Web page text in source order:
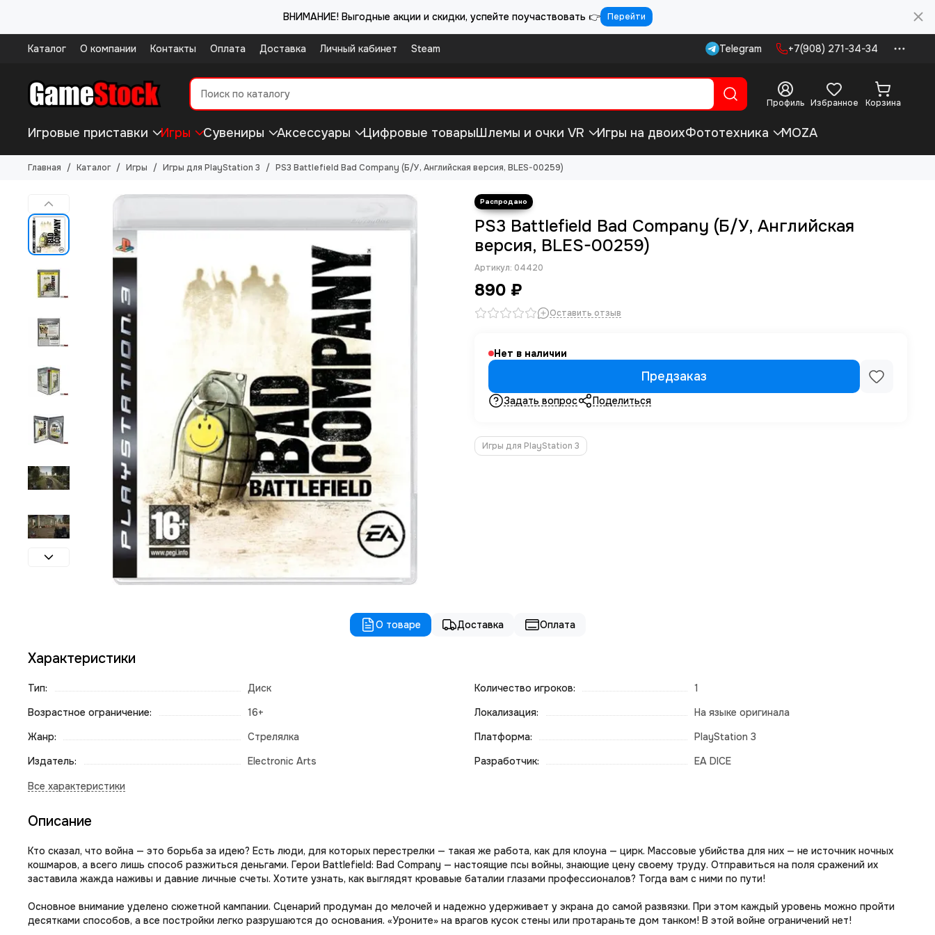
ВНИМАНИЕ! Выгодные акции и скидки, успейте поучаствовать 👉 Перейти
Каталог О компании Контакты Оплата Доставка Личный кабинет Steam Telegram +7(908) 271-34-34
Профиль Избранное Корзина
Игровые приставки Игры Сувениры Аксессуары Цифровые товарыШлемы и очки VR Игры на двоихФототехника MOZA
Главная Каталог Игры Игры для PlayStation 3 PS3 Battlefield Bad Company (Б/У, Английская версия, BLES-00259)
PS3 Battlefield Bad Company (Б/У, Английская
версия, BLES-00259)
Артикул: 04420
890 ₽
Оставить отзыв
Нет в наличии
Предзаказ
Задать вопрос Поделиться
Игры для PlayStation 3
О товаре Доставка Оплата
Характеристики
Тип:
Диск
Возрастное ограничение:
16+
Жанр:
Стрелялка
Издатель:
Electronic Arts
Количество игроков:
1
Локализация:
На языке оригинала
Платформа:
PlayStation 3
Разработчик:
EA DICE
Описание
Кто сказал, что война — это борьба за идею? Есть люди, для которых перестрелки — такая же работа, как для клоуна — цирк. Массовые убийства для них — не источник ночных
кошмаров, а всего лишь способ разжиться деньгами. Герои Battlefield: Bad Company — настоящие псы войны, знающие цену своему труду. Отправиться на поля сражений их
заставила жажда наживы и давние личные счеты. Хотите узнать, как выглядят кровавые баталии глазами профессионалов? Тогда вам с ними по пути!
Основное внимание уделено сюжетной кампании. Сценарий продуман до мелочей и надежно удерживает у экрана до самой развязки. При этом каждый уровень можно пройти
десятками способов, а все постройки легко разрушаются до основания. «Уроните» на врагов кусок стены или протараньте дом танком! В этой войне ограничений нет!